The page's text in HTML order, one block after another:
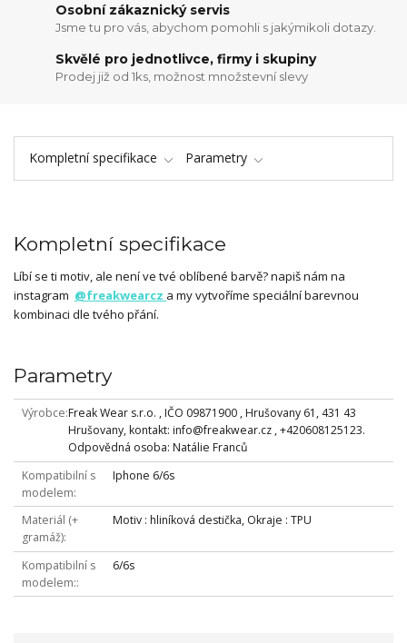
Osobní zákaznický servis
Jsme tu pro vás, abychom pomohli s jakýmikoli dotazy.
Skvělé pro jednotlivce, firmy i skupiny
Prodej již od 1ks, možnost množstevní slevy
Kompletní specifikace Parametry
Kompletní specifikace
Líbí se ti motiv, ale není ve tvé oblíbené barvě? napiš nám na
instagram @freakwearcz a my vytvoříme speciální barevnou
kombinaci dle tvého přání.
Parametry
Výrobce Freak Wear s.r.o. , IČO 09871900 , Hrušovany 61, 431 43
Hrušovany, kontakt: info@freakwear.cz , +420608125123.
Odpovědná osoba: Natálie Franců
Kompatibilní s
modelem
Iphone 6/6s
Materiál (+
gramáž)
Motiv : hliníková destička, Okraje : TPU
Kompatibilní s
modelem:
6/6s